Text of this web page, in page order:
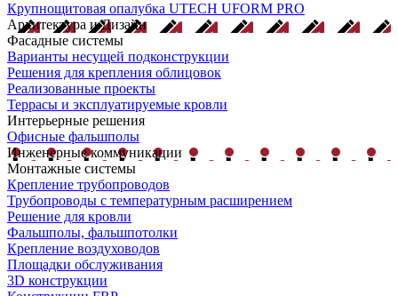
Крупнощитовая опалубка UTECH UFORM PRO
Архитектура и Дизайн
Фасадные системы
Варианты несущей подконструкции
Решения для крепления облицовок
Реализованные проекты
Террасы и эксплуатируемые кровли
Интерьерные решения
Офисные фальшполы
Инженерные коммуникации
Монтажные системы
Крепление трубопроводов
Трубопроводы с температурным расширением
Решение для кровли
Фальшполы, фальшпотолки
Крепление воздуховодов
Площадки обслуживания
3D конструкции